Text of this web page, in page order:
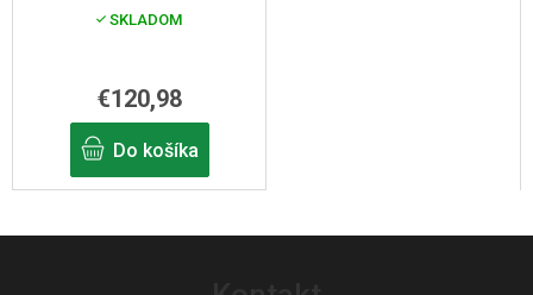
SKLADOM
€120,98
Do košíka